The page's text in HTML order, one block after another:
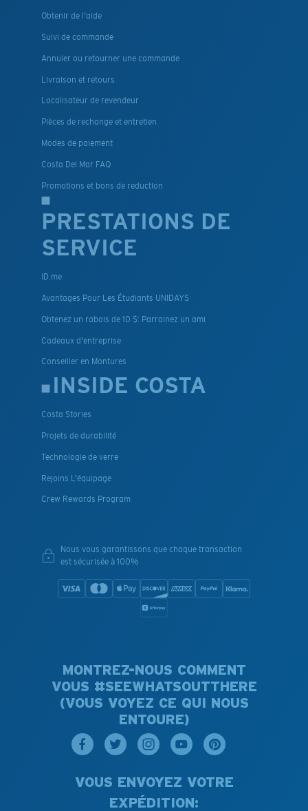
Obtenir de l'aide
Suivi de commande
Annuler ou retourner une commande
Livraison et retours
Localisateur de revendeur
Pièces de rechange et entretien
Modes de paiement
Costa Del Mar FAQ
Promotions et bons de reduction
PRESTATIONS DE
SERVICE
ID.me
Avantages Pour Les Étudiants UNIDAYS
Obtenez un rabais de 10 $: Parrainez un ami
Cadeaux d'entreprise
Conseiller en Montures
INSIDE COSTA
Costa Stories
Projets de durabilité
Technologie de verre
Rejoins L'équipage
Crew Rewards Program
Nous vous garantissons que chaque transaction
est sécurisée à 100%
MONTREZ-NOUS COMMENT
VOUS #SEEWHATSOUTTHERE
(VOUS VOYEZ CE QUI NOUS
ENTOURE)
VOUS ENVOYEZ VOTRE
EXPÉDITION: